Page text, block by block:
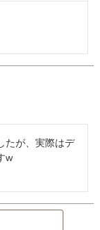
たが、実際はデ
w